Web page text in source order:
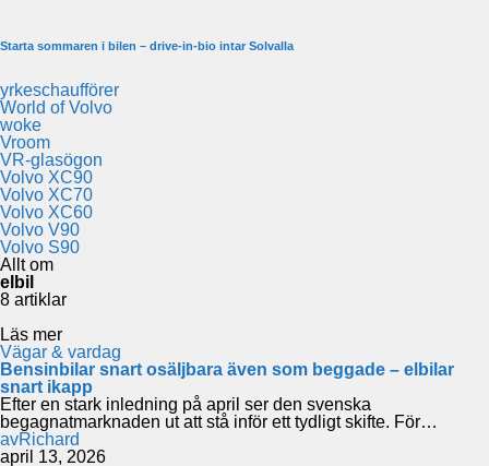
Starta sommaren i bilen – drive-in-bio intar Solvalla
yrkeschaufförer
World of Volvo
woke
Vroom
VR-glasögon
Volvo XC90
Volvo XC70
Volvo XC60
Volvo V90
Volvo S90
Allt om
elbil
8 artiklar
Läs mer
Vägar & vardag
Bensinbilar snart osäljbara även som beggade – elbilar
snart ikapp
Efter en stark inledning på april ser den svenska
begagnatmarknaden ut att stå inför ett tydligt skifte. För…
avRichard
april 13, 2026